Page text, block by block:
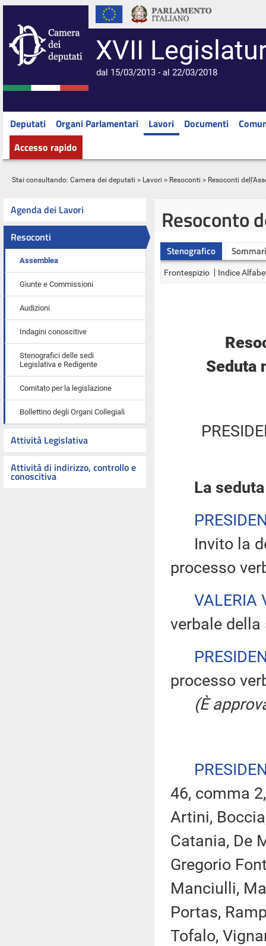
XVII
dal 15/03/2013 - al 22/03/2018
Deputati Organi Parlamentari Lavori Documenti
Accesso rapido
Stai consultando: Camera dei deputati > Lavori > Resoconti > Resoconti
Agenda dei Lavori
Resoconti
Assemblea
Giunte e Commissioni
Audizioni
Indagini conoscitive
Stenografici delle sedi
Legislativa e Redigente
Comitato per la legislazione
Bollettino degli Organi Collegiali
Attività Legislativa
Attività di indirizzo, controllo e
conoscitiva
Resoconto
Stenografico
Frontespizio Indice
Seduta
La
Invito la
processo
VALERIA
verbale
processo
(È
46, comma
Artini,
Catania, De
Gregorio
Manciulli,
Portas,
Tofalo,